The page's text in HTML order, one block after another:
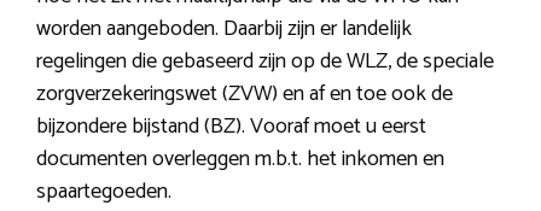
worden aangeboden. Daarbij zijn er landelijk
regelingen die gebaseerd zijn op de WLZ, de speciale
zorgverzekeringswet (ZVW) en af en toe ook de
bijzondere bijstand (BZ). Vooraf moet u eerst
documenten overleggen m.b.t. het inkomen en
spaartegoeden.